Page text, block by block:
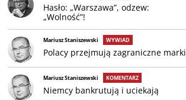
Hasło: „Warszawa”, odzew:
„Wolność”!
Mariusz Staniszewski WYWIAD
Polacy przejmują zagraniczne marki
Mariusz Staniszewski KOMENTARZ
Niemcy bankrutują i uciekają